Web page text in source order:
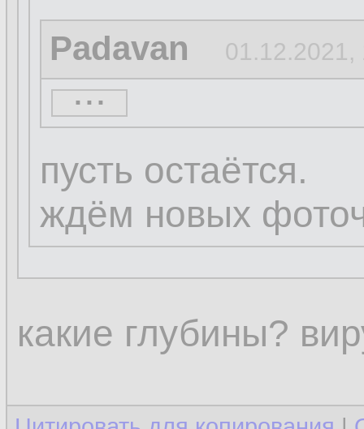
Padavan 01.12.2021,
......
пусть остаётся.
ждём новых
какие глубины?